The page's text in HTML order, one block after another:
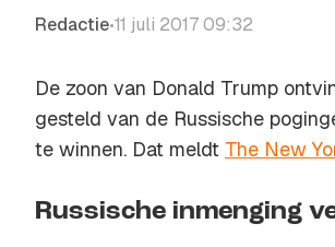
Redactie•11 juli 2017 09:32
De zoon van Donald Trump
gesteld van de Russische
te winnen. Dat meldt The New
Russische inmenging